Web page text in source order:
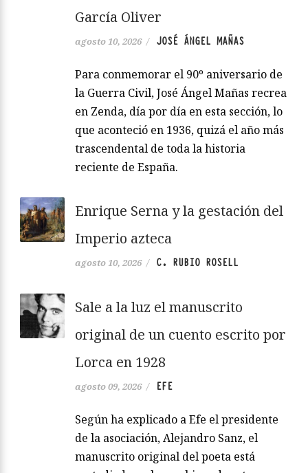
García Oliver
agosto 10, 2026 / JOSÉ ÁNGEL MAÑAS
Para conmemorar el 90º aniversario de
la Guerra Civil, José Ángel Mañas recrea
en Zenda, día por día en esta sección, lo
que aconteció en 1936, quizá el año más
trascendental de toda la historia
reciente de España.
Enrique Serna y la gestación del
Imperio azteca
agosto 10, 2026 / C. RUBIO ROSELL
Sale a la luz el manuscrito
original de un cuento escrito por
Lorca en 1928
agosto 09, 2026 / EFE
Según ha explicado a Efe el presidente
de la asociación, Alejandro Sanz, el
manuscrito original del poeta está